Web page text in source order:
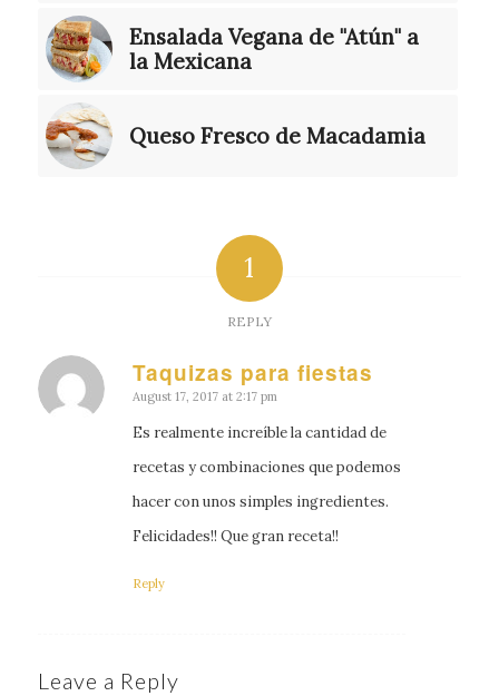
Ensalada Vegana de "Atún" a
la Mexicana
Queso Fresco de Macadamia
1
REPLY
Taquizas para fiestas
says:
August 17, 2017 at 2:17 pm
Es realmente increíble la cantidad de
recetas y combinaciones que podemos
hacer con unos simples ingredientes.
Felicidades!! Que gran receta!!
Reply
Leave a Reply